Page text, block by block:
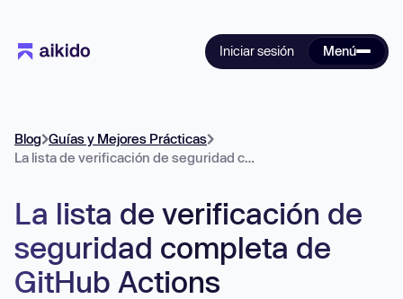
Iniciar sesión Menú
Blog Guías y Mejores Prácticas
La lista de verificación de seguridad completa de GitHub Actions
La lista de verificación de
seguridad completa de
GitHub Actions